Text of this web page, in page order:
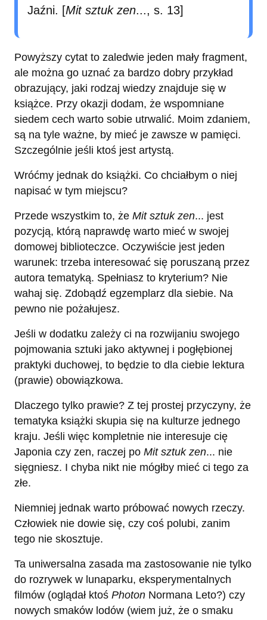
Jaźni. [Mit sztuk zen..., s. 13]
Powyższy cytat to zaledwie jeden mały fragment,
ale można go uznać za bardzo dobry przykład
obrazujący, jaki rodzaj wiedzy znajduje się w
książce. Przy okazji dodam, że wspomniane
siedem cech warto sobie utrwalić. Moim zdaniem,
są na tyle ważne, by mieć je zawsze w pamięci.
Szczególnie jeśli ktoś jest artystą.
Wróćmy jednak do książki. Co chciałbym o niej
napisać w tym miejscu?
Przede wszystkim to, że Mit sztuk zen... jest
pozycją, którą naprawdę warto mieć w swojej
domowej biblioteczce. Oczywiście jest jeden
warunek: trzeba interesować się poruszaną przez
autora tematyką. Spełniasz to kryterium? Nie
wahaj się. Zdobądź egzemplarz dla siebie. Na
pewno nie pożałujesz.
Jeśli w dodatku zależy ci na rozwijaniu swojego
pojmowania sztuki jako aktywnej i pogłębionej
praktyki duchowej, to będzie to dla ciebie lektura
(prawie) obowiązkowa.
Dlaczego tylko prawie? Z tej prostej przyczyny, że
tematyka książki skupia się na kulturze jednego
kraju. Jeśli więc kompletnie nie interesuje cię
Japonia czy zen, raczej po Mit sztuk zen... nie
sięgniesz. I chyba nikt nie mógłby mieć ci tego za
złe.
Niemniej jednak warto próbować nowych rzeczy.
Człowiek nie dowie się, czy coś polubi, zanim
tego nie skosztuje.
Ta uniwersalna zasada ma zastosowanie nie tylko
do rozrywek w lunaparku, eksperymentalnych
filmów (oglądał ktoś Photon Normana Leto?) czy
nowych smaków lodów (wiem już, że o smaku